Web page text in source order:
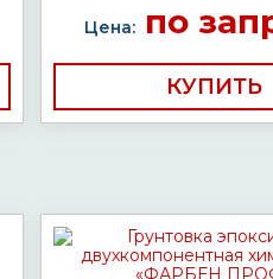
Цена:по
КУПИТЬ